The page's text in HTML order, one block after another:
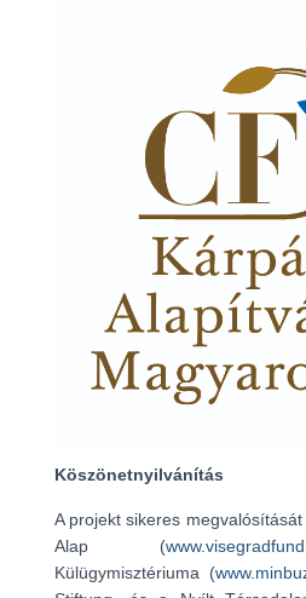
Köszönetnyilvánítás
A projekt sikeres
Alap (
Külügymisztériuma (